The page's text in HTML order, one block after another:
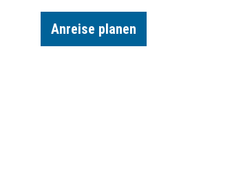
Anreise planen